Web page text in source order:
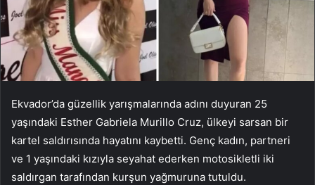
Ekvador’da güzellik yarışmalarında adını duyuran 25
yaşındaki Esther Gabriela Murillo Cruz, ülkeyi sarsan bir
kartel saldırısında hayatını kaybetti. Genç kadın, partneri
ve 1 yaşındaki kızıyla seyahat ederken motosikletli iki
saldırgan tarafından kurşun yağmuruna tutuldu.